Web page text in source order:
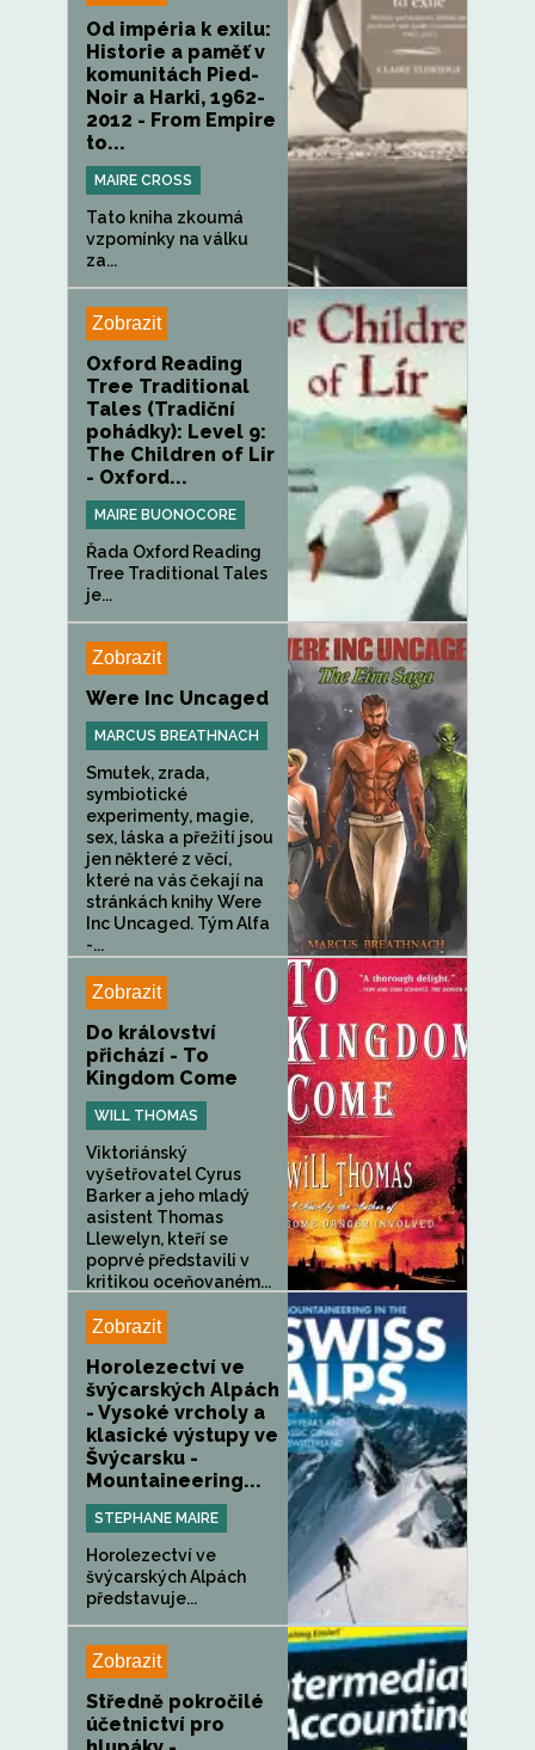
Od impéria k exilu:
Historie a paměť v
komunitách Pied-
Noir a Harki, 1962-
2012 - From Empire
to...
MAIRE CROSS
Tato kniha zkoumá
vzpomínky na válku
za...
Zobrazit
Oxford Reading
Tree Traditional
Tales (Tradiční
pohádky): Level 9:
The Children of Lir
- Oxford...
MAIRE BUONOCORE
Řada Oxford Reading
Tree Traditional Tales
je...
Zobrazit
Were Inc Uncaged
MARCUS BREATHNACH
Smutek, zrada,
symbiotické
experimenty, magie,
sex, láska a přežití jsou
jen některé z věcí,
které na vás čekají na
stránkách knihy Were
Inc Uncaged. Tým Alfa
-...
Zobrazit
Do království
přichází - To
Kingdom Come
WILL THOMAS
Viktoriánský
vyšetřovatel Cyrus
Barker a jeho mladý
asistent Thomas
Llewelyn, kteří se
poprvé představili v
kritikou oceňovaném...
Zobrazit
Horolezectví ve
švýcarských Alpách
- Vysoké vrcholy a
klasické výstupy ve
Švýcarsku -
Mountaineering...
STEPHANE MAIRE
Horolezectví ve
švýcarských Alpách
představuje...
Zobrazit
Středně pokročilé
účetnictví pro